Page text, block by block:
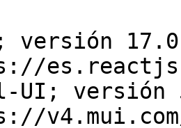
versión
UI; versión